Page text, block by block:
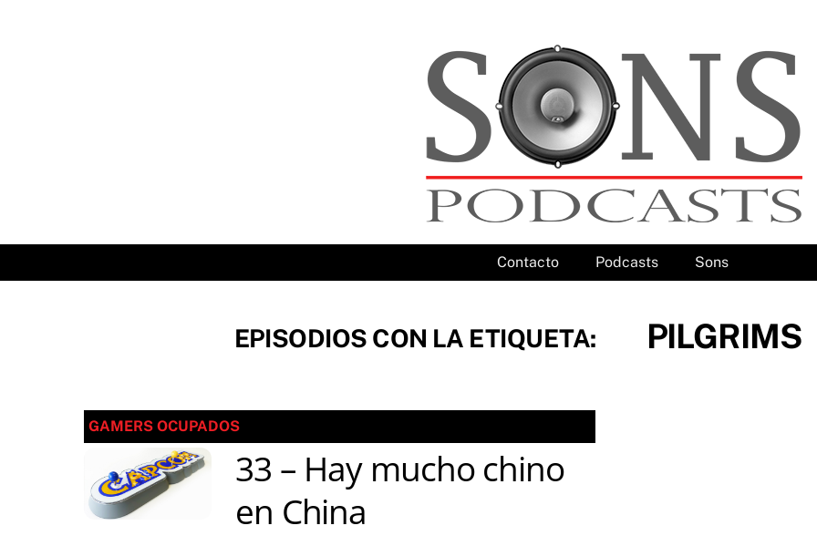
Contacto Podcasts Sons
EPISODIOS CON LA ETIQUETA: PILGRIMS
GAMERS OCUPADOS
33 – Hay mucho chino
en China